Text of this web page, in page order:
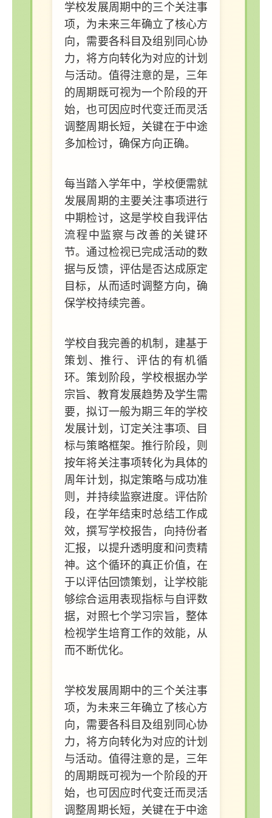
学校发展周期中的三个关注事
项，为未来三年确立了核心方
向，需要各科目及组别同心协
力，将方向转化为对应的计划
与活动。值得注意的是，三年
的周期既可视为一个阶段的开
始，也可因应时代变迁而灵活
调整周期长短，关键在于中途
多加检讨，确保方向正确。
每当踏入学年中，学校便需就
发展周期的主要关注事项进行
中期检讨，这是学校自我评估
流程中监察与改善的关键环
节。通过检视已完成活动的数
据与反馈，评估是否达成原定
目标，从而适时调整方向，确
保学校持续完善。
学校自我完善的机制，建基于
策划、推行、评估的有机循
环。策划阶段，学校根据办学
宗旨、教育发展趋势及学生需
要，拟订一般为期三年的学校
发展计划，订定关注事项、目
标与策略框架。推行阶段，则
按年将关注事项转化为具体的
周年计划，拟定策略与成功准
则，并持续监察进度。评估阶
段，在学年结束时总结工作成
效，撰写学校报告，向持份者
汇报，以提升透明度和问责精
神。这个循环的真正价值，在
于以评估回馈策划，让学校能
够综合运用表现指标与自评数
据，对照七个学习宗旨，整体
检视学生培育工作的效能，从
而不断优化。
学校发展周期中的三个关注事
项，为未来三年确立了核心方
向，需要各科目及组别同心协
力，将方向转化为对应的计划
与活动。值得注意的是，三年
的周期既可视为一个阶段的开
始，也可因应时代变迁而灵活
调整周期长短，关键在于中途